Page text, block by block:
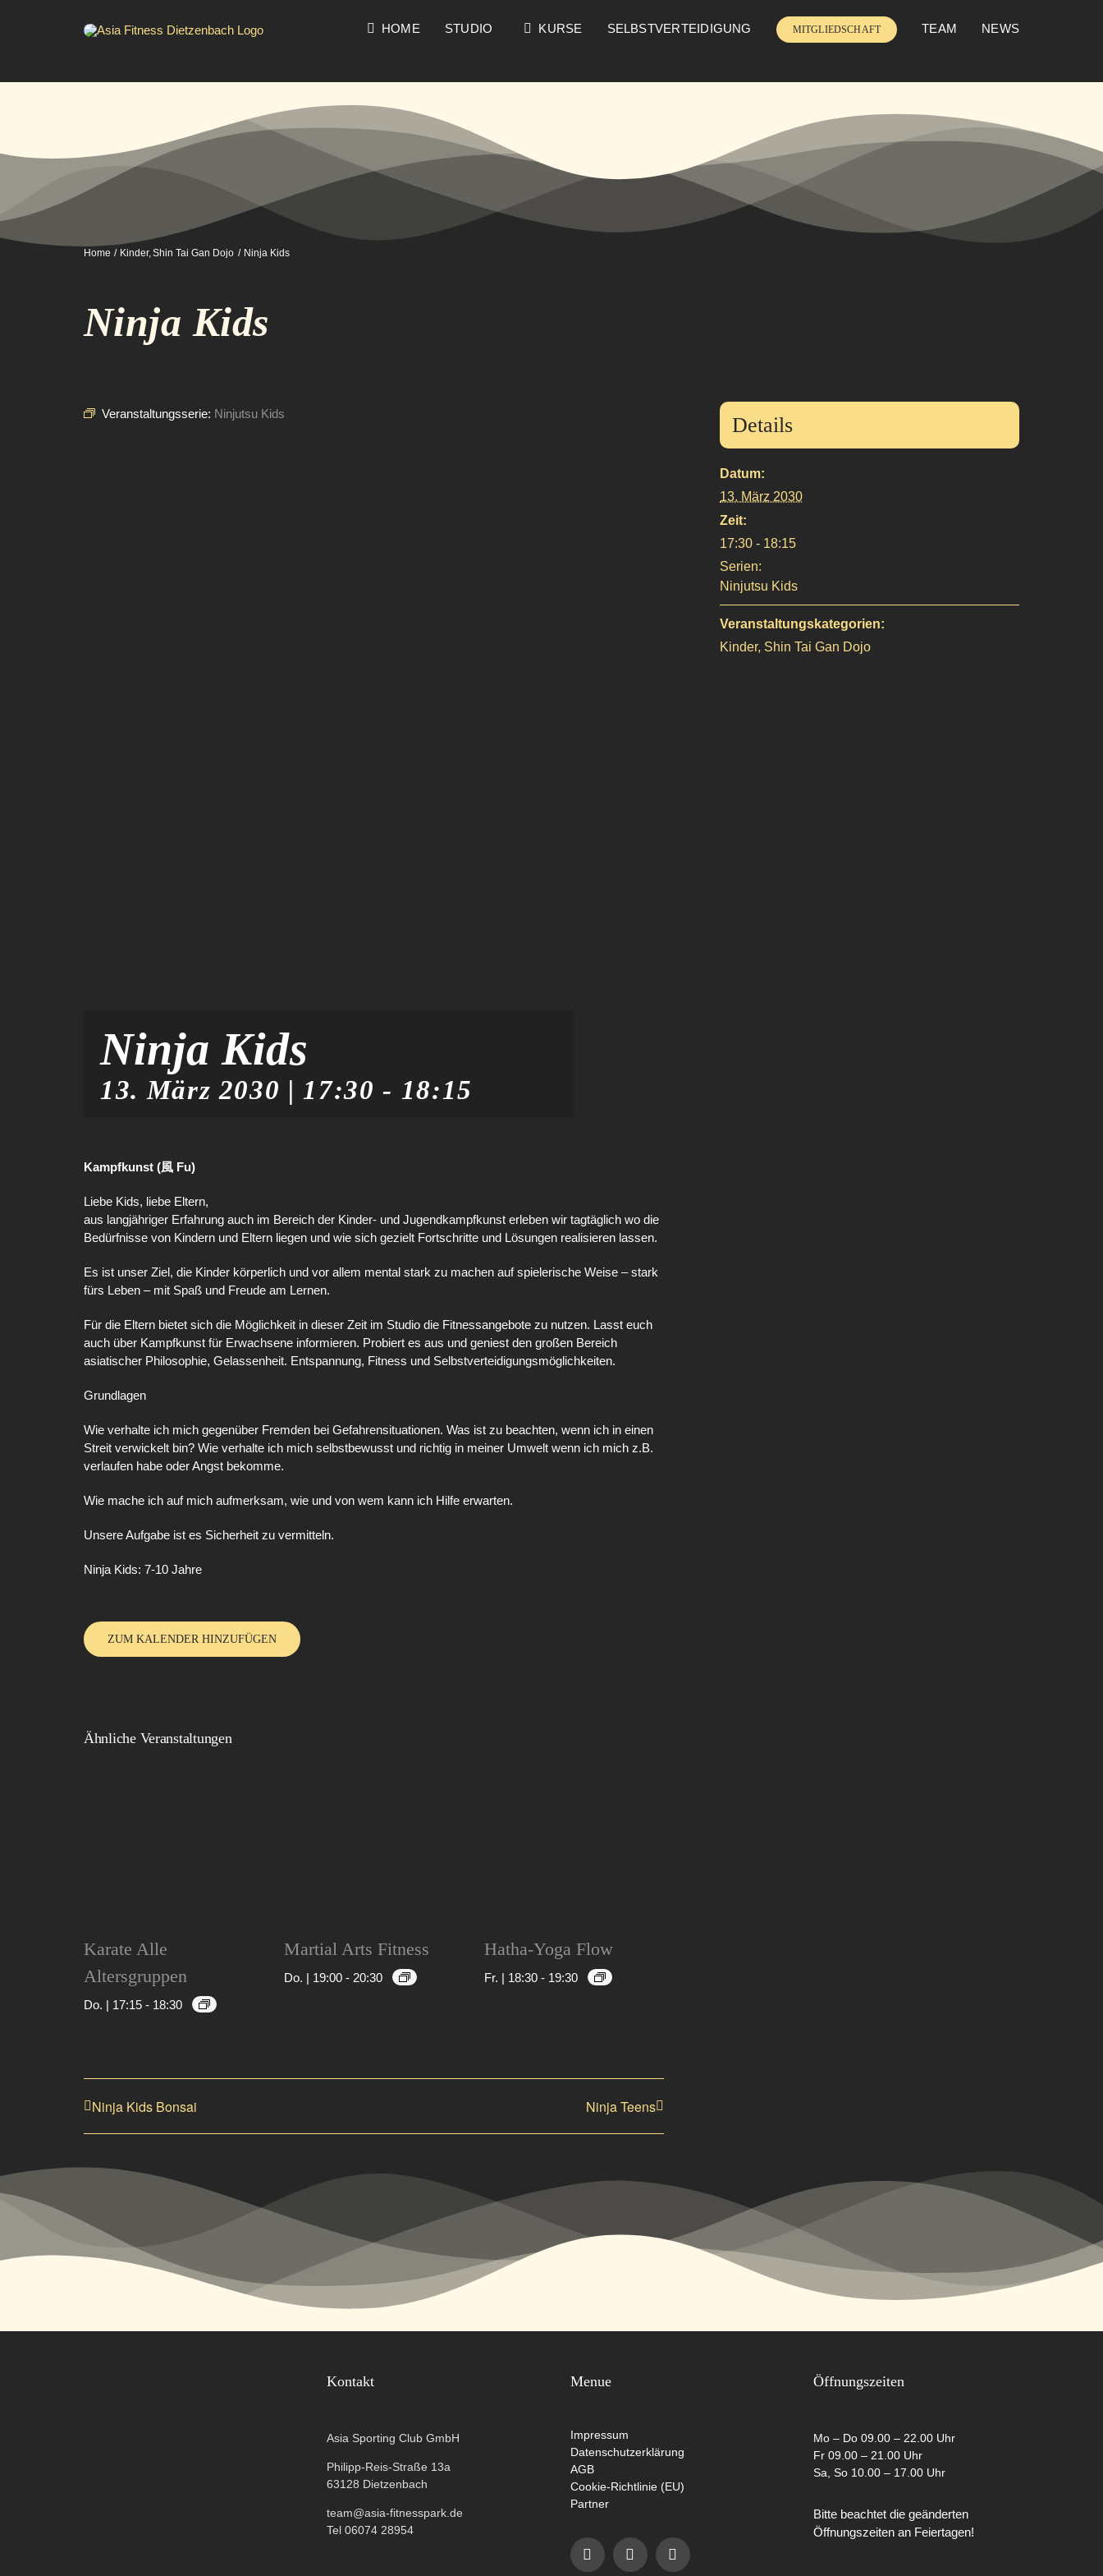
HOME STUDIO KURSE SELBSTVERTEIDIGUNG MITGLIEDSCHAFT TEAM NEWS
Home Kinder Shin Tai Gan Dojo Ninja Kids
Ninja Kids
Veranstaltungsserie: Ninjutsu Kids
Ninja Kids
13. März 2030 | 17:30 - 18:15
Kampfkunst (風 Fu)
Liebe Kids, liebe Eltern,
aus langjähriger Erfahrung auch im Bereich der Kinder- und Jugendkampfkunst erleben wir tagtäglich wo die
Bedürfnisse von Kindern und Eltern liegen und wie sich gezielt Fortschritte und Lösungen realisieren lassen.
Es ist unser Ziel, die Kinder körperlich und vor allem mental stark zu machen auf spielerische Weise – stark
fürs Leben – mit Spaß und Freude am Lernen.
Für die Eltern bietet sich die Möglichkeit in dieser Zeit im Studio die Fitnessangebote zu nutzen. Lasst euch
auch über Kampfkunst für Erwachsene informieren. Probiert es aus und geniest den großen Bereich
asiatischer Philosophie, Gelassenheit. Entspannung, Fitness und Selbstverteidigungsmöglichkeiten.
Grundlagen
Wie verhalte ich mich gegenüber Fremden bei Gefahrensituationen. Was ist zu beachten, wenn ich in einen
Streit verwickelt bin? Wie verhalte ich mich selbstbewusst und richtig in meiner Umwelt wenn ich mich z.B.
verlaufen habe oder Angst bekomme.
Wie mache ich auf mich aufmerksam, wie und von wem kann ich Hilfe erwarten.
Unsere Aufgabe ist es Sicherheit zu vermitteln.
Ninja Kids: 7-10 Jahre
ZUM KALENDER HINZUFÜGEN
Ähnliche Veranstaltungen
Karate Alle
Altersgruppen
Do. | 17:15 - 18:30
Martial Arts Fitness
Do. | 19:00 - 20:30
Hatha-Yoga Flow
Fr. | 18:30 - 19:30
Ninja Kids Bonsai Ninja Teens
Details
Datum:
13. März 2030
Zeit:
17:30 - 18:15
Serien:
Ninjutsu Kids
Veranstaltungskategorien:
Kinder, Shin Tai Gan Dojo
Kontakt
Asia Sporting Club GmbH
Philipp-Reis-Straße 13a
63128 Dietzenbach
team@asia-fitnesspark.de
Tel 06074 28954
Menue
Impressum
Datenschutzerklärung
AGB
Cookie-Richtlinie (EU)
Partner
Öffnungszeiten
Mo – Do 09.00 – 22.00 Uhr
Fr 09.00 – 21.00 Uhr
Sa, So 10.00 – 17.00 Uhr
Bitte beachtet die geänderten
Öffnungszeiten an Feiertagen!